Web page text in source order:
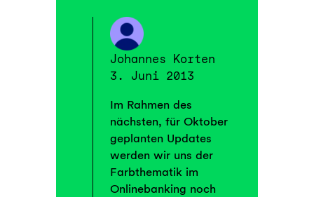
Johannes Korten
3. Juni 2013
Im Rahmen des
nächsten, für Oktober
geplanten Updates
werden wir uns der
Farbthematik im
Onlinebanking noch